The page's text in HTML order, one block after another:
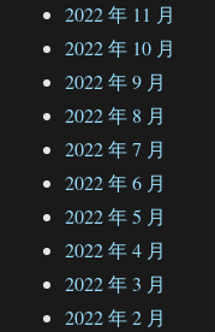
2022 年 11 月
2022 年 10 月
2022 年 9 月
2022 年 8 月
2022 年 7 月
2022 年 6 月
2022 年 5 月
2022 年 4 月
2022 年 3 月
2022 年 2 月